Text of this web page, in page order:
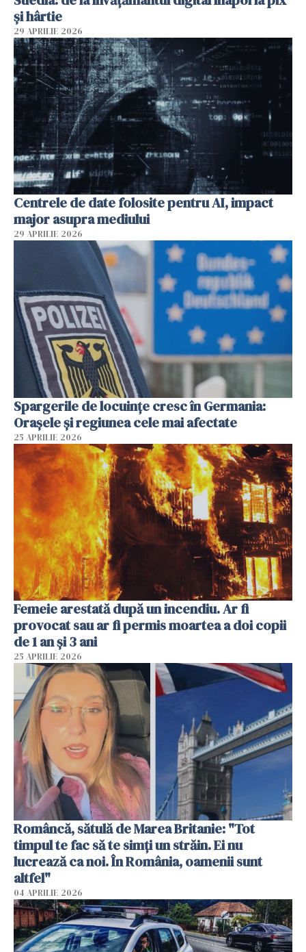
și hârtie
29 APRILIE 2026
Centrele de date folosite pentru AI, impact
major asupra mediului
29 APRILIE 2026
Spargerile de locuințe cresc în Germania:
Orașele și regiunea cele mai afectate
25 APRILIE 2026
Femeie arestată după un incendiu. Ar fi
provocat sau ar fi permis moartea a doi copii
de 1 an și 3 ani
25 APRILIE 2026
Româncă, sătulă de Marea Britanie: "Tot
timpul te fac să te simți un străin. Ei nu
lucrează ca noi. În România, oamenii sunt
altfel"
04 APRILIE 2026